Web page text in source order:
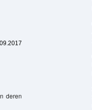
deren